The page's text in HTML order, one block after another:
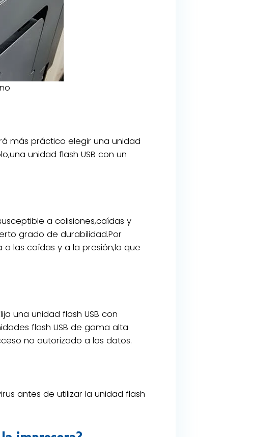
más práctico elegir una unidad
unidad flash USB con un
a colisiones,caídas y
grado de durabilidad.Por
las caídas y a la presión,lo que
una unidad flash USB con
flash USB de gama alta
no autorizado a los datos.
antes de utilizar la unidad flash